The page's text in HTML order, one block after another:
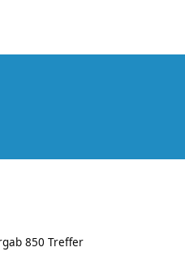
850 Treffer